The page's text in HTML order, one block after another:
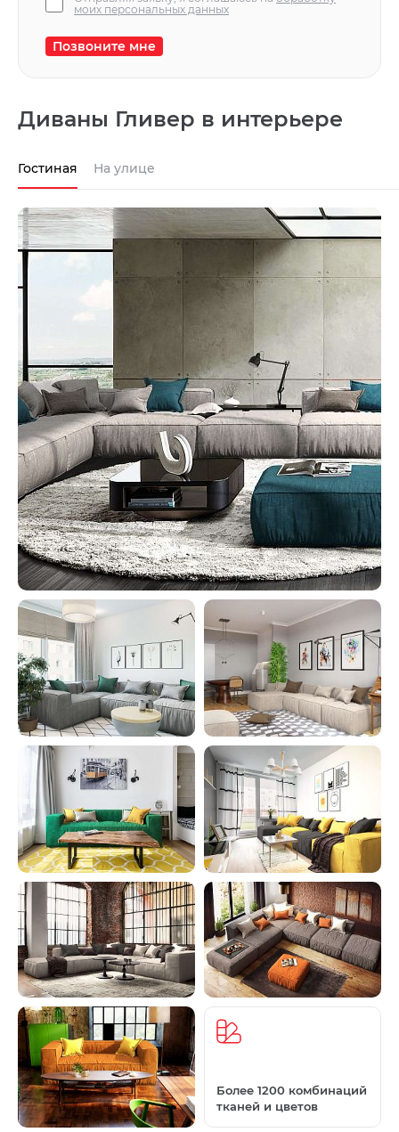
моих персональных данных
Позвоните мне
Диваны Гливер в интерьере
Гостиная На улице
Более 1200 комбинаций
тканей и цветов